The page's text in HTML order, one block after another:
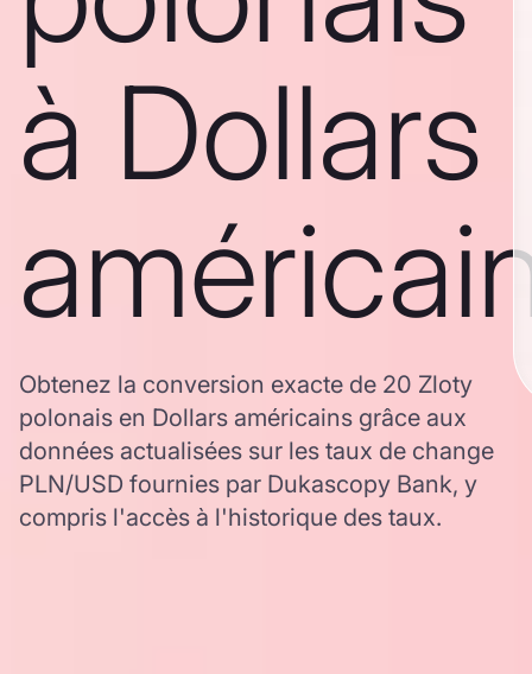
à Dollars
Obtenez la conversion exacte de 20 Zloty
polonais en Dollars américains grâce aux
données actualisées sur les taux de change
PLN/USD fournies par Dukascopy Bank, y
compris l'accès à l'historique des taux.